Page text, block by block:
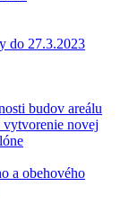
do 27.3.2023
budov areálu
vytvorenie novej
a obehového